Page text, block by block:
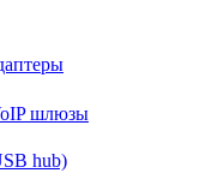
шлюзы
hub)